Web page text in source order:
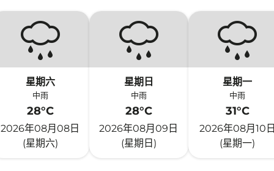
星期六
中雨
28°C
2026年08月08日
(星期六)
星期日
中雨
28°C
2026年08月09日
(星期日)
星期一
中雨
31°C
2026年08月10日
(星期一)